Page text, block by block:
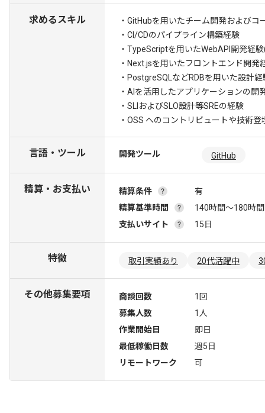
求めるスキル
・GitHubを用いたチーム開発およびコ
・CI/CDのパイプライン構築経験
・TypeScriptを用いたWebAPI開発経
・Next.jsを用いたフロントエンド開発
・PostgreSQLなどRDBを用いた設計経
・AIを活用したアプリケーションの開
・SLIおよびSLO設計等SREの経験
・OSS へのコントリビュートや技術
言語・ツール 開発ツール GitHub
精算・お支払い 精算条件
有
精算基準時間
140時間〜180時間
支払いサイト
15日
特徴 取引実績あり 20代活躍中
その他募集要項 商談回数
1回
募集人数
1人
作業開始日
即日
最低稼働日数
週5日
リモートワーク
可